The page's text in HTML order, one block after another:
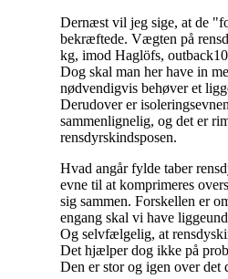
Dernæst vil jeg sige, at de
bekræftede. Vægten på
kg, imod Haglöfs,
Dog skal man her have in
nødvendigvis behøver et
Derudover er
sammenlignelig, og det er
rensdyrskindsposen.
Hvad angår fylde taber
evne til at komprimeres
sig sammen. Forskellen er
engang skal vi have
Og selvfælgelig, at
Det hjælper dog ikke på
Den er stor og igen over det